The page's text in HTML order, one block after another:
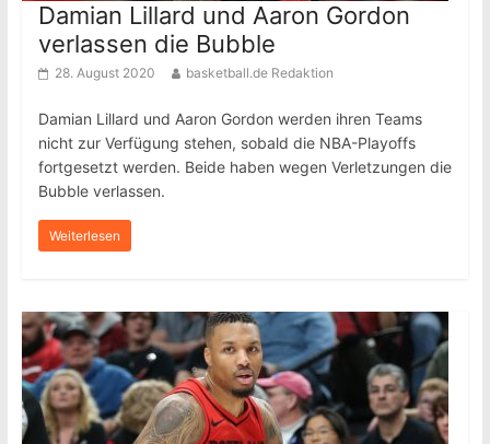
Damian Lillard und Aaron Gordon
verlassen die Bubble
28. August 2020 basketball.de Redaktion
Damian Lillard und Aaron Gordon werden ihren Teams
nicht zur Verfügung stehen, sobald die NBA-Playoffs
fortgesetzt werden. Beide haben wegen Verletzungen die
Bubble verlassen.
Weiterlesen